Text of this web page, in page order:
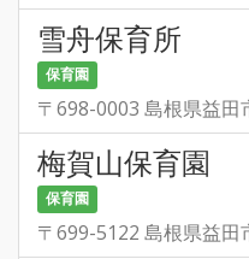
雪舟保育所
保育園
〒698-0003 島根県益田
梅賀山保育園
保育園
〒699-5122 島根県益田